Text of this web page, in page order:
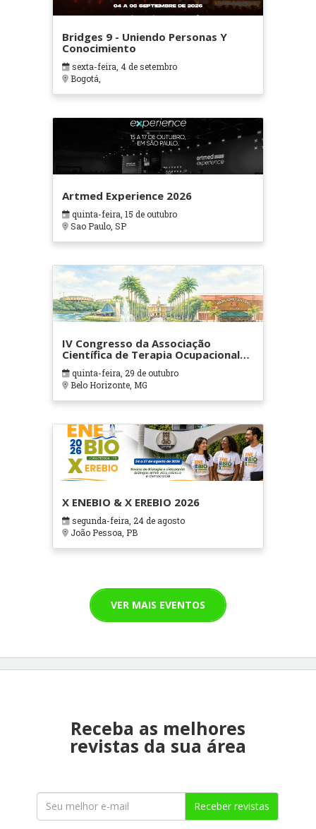
Bridges 9 - Uniendo Personas Y
Conocimiento
sexta-feira, 4 de setembro
Bogotá,
Artmed Experience 2026
quinta-feira, 15 de outubro
Sao Paulo, SP
IV Congresso da Associação
Científica de Terapia Ocupacional
em Contextos Hospitalares e
Cuidados Paliativos - ATOHOSP
quinta-feira, 29 de outubro
Belo Horizonte, MG
X ENEBIO & X EREBIO 2026
segunda-feira, 24 de agosto
João Pessoa, PB
VER MAIS EVENTOS
Receba as melhores
revistas da sua área
Receber revistas